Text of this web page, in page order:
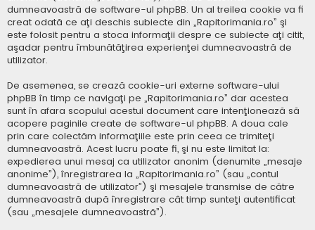
dumneavoastră de software-ul phpBB. Un al treilea cookie va fi
creat odată ce aţi deschis subiecte din „Rapitorimania.ro” şi
este folosit pentru a stoca informaţii despre ce subiecte aţi citit,
aşadar pentru îmbunătăţirea experienţei dumneavoastră de
utilizator.
De asemenea, se crează cookie-uri externe software-ului
phpBB în timp ce navigaţi pe „Rapitorimania.ro” dar acestea
sunt în afara scopului acestui document care intenţionează să
acopere paginile create de software-ul phpBB. A doua cale
prin care colectăm informaţiile este prin ceea ce trimiteţi
dumneavoastră. Acest lucru poate fi, şi nu este limitat la:
expedierea unui mesaj ca utilizator anonim (denumite „mesaje
anonime”), înregistrarea la „Rapitorimania.ro” (sau „contul
dumneavoastră de utilizator”) şi mesajele transmise de către
dumneavoastră după înregistrare cât timp sunteţi autentificat
(sau „mesajele dumneavoastră”).